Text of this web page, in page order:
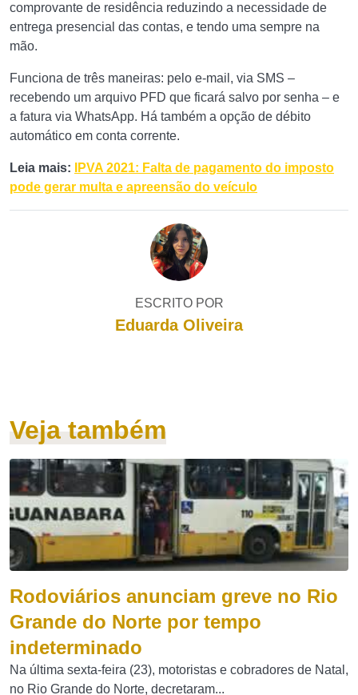
comprovante de residência reduzindo a necessidade de
entrega presencial das contas, e tendo uma sempre na
mão.
Funciona de três maneiras: pelo e-mail, via SMS –
recebendo um arquivo PFD que ficará salvo por senha – e
a fatura via WhatsApp. Há também a opção de débito
automático em conta corrente.
Leia mais:
IPVA 2021: Falta de pagamento do imposto
pode gerar multa e apreensão do veículo
ESCRITO POR
Eduarda Oliveira
Veja também
Rodoviários anunciam greve no Rio
Grande do Norte por tempo
indeterminado
Na última sexta-feira (23), motoristas e cobradores de Natal,
no Rio Grande do Norte, decretaram...